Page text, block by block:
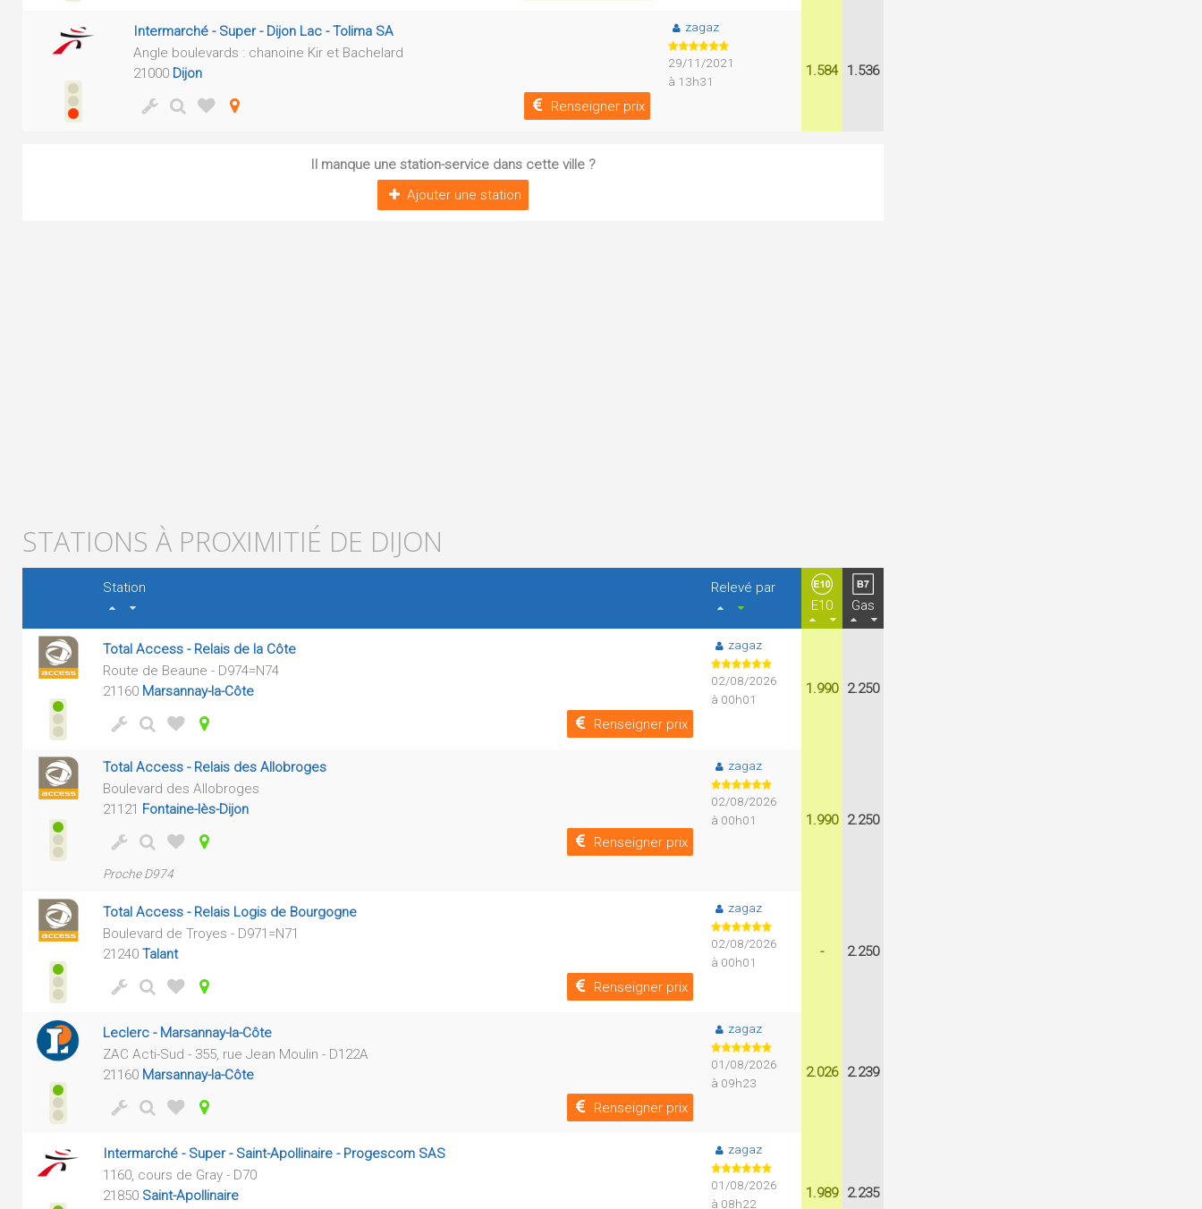
Intermarché - Super - Dijon Lac - Tolima SA
Angle boulevards : chanoine Kir et Bachelard
21000 Dijon
Renseigner prix
zagaz
29/11/2021
à 13h31
1.584 1.536
Il manque une station-service dans cette ville ?
Ajouter une station
STATIONS À PROXIMITIÉ DE DIJON
Station
Relevé par
E10
Gas
Total Access - Relais de la Côte
Route de Beaune - D974=N74
21160 Marsannay-la-Côte
Renseigner prix
zagaz
02/08/2026
à 00h01
1.990 2.250
Total Access - Relais des Allobroges
Boulevard des Allobroges
21121 Fontaine-lès-Dijon
Renseigner prix
Proche D974
zagaz
02/08/2026
à 00h01
1.990 2.250
Total Access - Relais Logis de Bourgogne
Boulevard de Troyes - D971=N71
21240 Talant
Renseigner prix
zagaz
02/08/2026
à 00h01
- 2.250
Leclerc - Marsannay-la-Côte
ZAC Acti-Sud - 355, rue Jean Moulin - D122A
21160 Marsannay-la-Côte
Renseigner prix
zagaz
01/08/2026
à 09h23
2.026 2.239
Intermarché - Super - Saint-Apollinaire - Progescom SAS
1160, cours de Gray - D70
21850 Saint-Apollinaire
zagaz
01/08/2026
à 08h22
1.989 2.235